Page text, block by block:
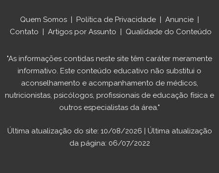
Quem Somos Política de Privacidade Anuncie
Contato
Artigos por Assunto Qualidade do Conteúdo
"As informações contidas neste site têm caráter meramente
informativo. Este conteúdo educativo não substitui o
aconselhamento e acompanhamento de médicos,
nutricionistas, psicólogos, profissionais de educação física e
outros especialistas da área."
Última atualização do site: 10/08/2026 | Última atualização
da página: 06/07/2022